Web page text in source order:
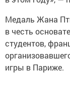
Медаль Жана
в честь
студентов,
игры в Париже.